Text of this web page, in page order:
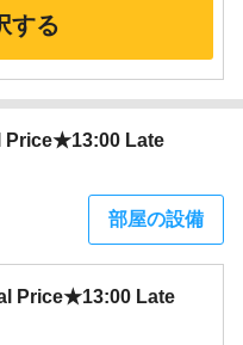
する
Price★13:00 Late
部屋の設備
Price★13:00 Late